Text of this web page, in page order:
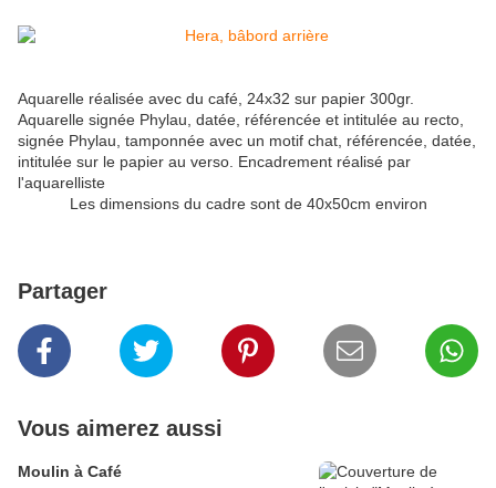
Aquarelle réalisée avec du café, 24x32 sur papier 300gr.
Aquarelle signée Phylau, datée, référencée et intitulée au recto,
signée Phylau, tamponnée avec un motif chat, référencée, datée,
intitulée sur le papier au verso. Encadrement réalisé par
l'aquarelliste
Les dimensions du cadre sont de 40x50cm environ
Partager
Vous aimerez aussi
Moulin à Café